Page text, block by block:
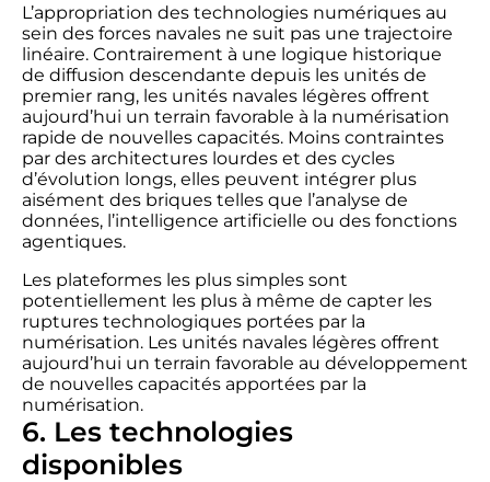
L’appropriation des technologies numériques au
sein des forces navales ne suit pas une trajectoire
linéaire. Contrairement à une logique historique
de diffusion descendante depuis les unités de
premier rang, les unités navales légères offrent
aujourd’hui un terrain favorable à la numérisation
rapide de nouvelles capacités. Moins contraintes
par des architectures lourdes et des cycles
d’évolution longs, elles peuvent intégrer plus
aisément des briques telles que l’analyse de
données, l’intelligence artificielle ou des fonctions
agentiques.
Les plateformes les plus simples sont
potentiellement les plus à même de capter les
ruptures technologiques portées par la
numérisation. Les unités navales légères offrent
aujourd’hui un terrain favorable au développement
de nouvelles capacités apportées par la
numérisation.
6. Les technologies
disponibles